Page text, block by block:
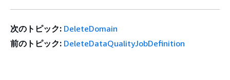
次のトピック: DeleteDomain
前のトピック: DeleteDataQualityJobDefinition